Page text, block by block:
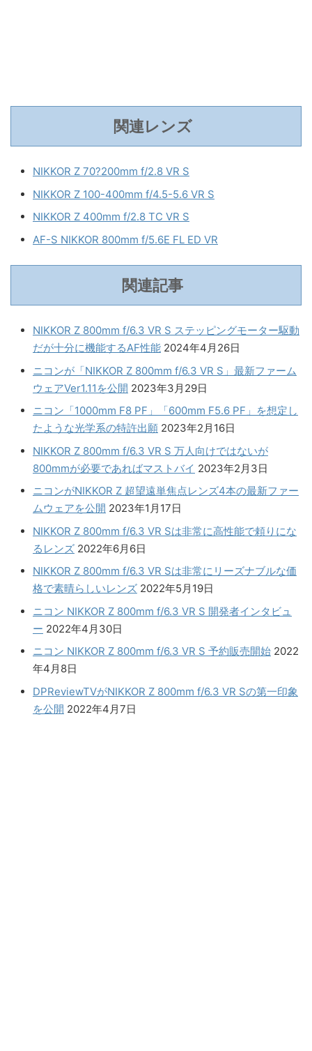
関連レンズ
NIKKOR Z 70?200mm f/2.8 VR S
NIKKOR Z 100-400mm f/4.5-5.6 VR S
NIKKOR Z 400mm f/2.8 TC VR S
AF-S NIKKOR 800mm f/5.6E FL ED VR
関連記事
NIKKOR Z 800mm f/6.3 VR S ステッピングモーター駆動
だが十分に機能するAF性能 2024年4月26日
ニコンが「NIKKOR Z 800mm f/6.3 VR S」最新ファーム
ウェアVer1.11を公開 2023年3月29日
ニコン「1000mm F8 PF」「600mm F5.6 PF」を想定し
たような光学系の特許出願 2023年2月16日
NIKKOR Z 800mm f/6.3 VR S 万人向けではないが
800mmが必要であればマストバイ 2023年2月3日
ニコンがNIKKOR Z 超望遠単焦点レンズ4本の最新ファー
ムウェアを公開 2023年1月17日
NIKKOR Z 800mm f/6.3 VR Sは非常に高性能で頼りにな
るレンズ 2022年6月6日
NIKKOR Z 800mm f/6.3 VR Sは非常にリーズナブルな価
格で素晴らしいレンズ 2022年5月19日
ニコン NIKKOR Z 800mm f/6.3 VR S 開発者インタビュ
ー 2022年4月30日
ニコン NIKKOR Z 800mm f/6.3 VR S 予約販売開始 2022
年4月8日
DPReviewTVがNIKKOR Z 800mm f/6.3 VR Sの第一印象
を公開 2022年4月7日